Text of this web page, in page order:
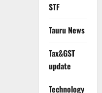
STF
Tauru News
Tax&GST
update
Technology